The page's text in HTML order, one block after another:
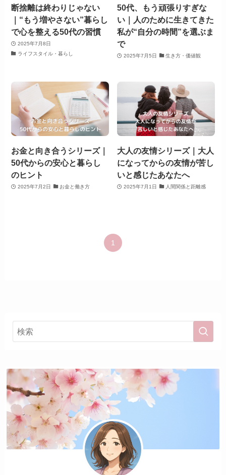
断捨離は終わりじゃない
｜“もう増やさない”暮らし
で心を整える50代の習慣
2025年7月8日
ライフスタイル・暮らし
50代、もう頑張りすぎな
い｜人のために生きてきた
私が“自分の時間”を選ぶま
で
2025年7月5日 生き方・価値観
お金と向き合うシリーズ｜
50代からの安心と暮らし
のヒント
2025年7月2日 お金と働き方
大人の友情シリーズ｜大人
になってからの友情が苦し
いと感じたあなたへ
2025年7月1日 人間関係と距離感
1